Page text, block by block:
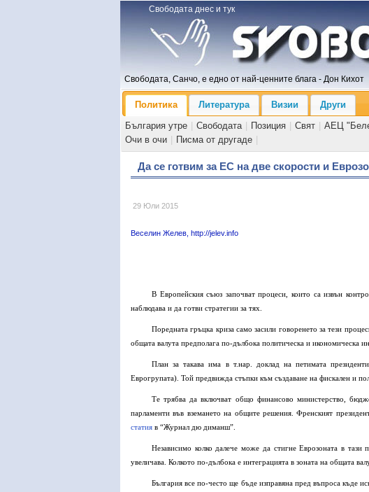
Свободата днес и тук
Свободата, Санчо, е едно от най-ценните блага - Дон Кихот
Политика Литература Визии
Други
България утре
Свободата Позиция Свят АЕЦ
Очи в очи
Писма от другаде
Да се готвим за ЕС на две скорости и
29 Юли 2015
Веселин Желев, http://jelev.info
В Европейския съюз започват процеси, които са извън
наблюдава и да готви стратегии за тях.
Поредната гръцка криза само засили говоренето за тези
общата валута предполага по-дълбока политическа и икономическа
План за такава има в т.нар. доклад на петимата
Еврогрупата). Той предвижда стъпки към създаване на фискален и
Те трябва да включват общо финансово министерство,
парламенти във вземането на общите решения. Френският
статия в “Журнал дю диманш”.
Независимо колко далече може да стигне Еврозоната в
увеличава. Колкото по-дълбока е интеграцията в зоната на общата
България все по-често ще бъде изправяна пред въпроса къде